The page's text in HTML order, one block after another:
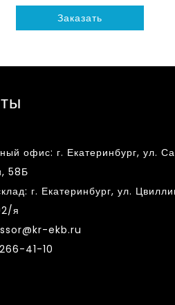
Заказать
офис: г. Екатеринбург, ул.
58Б
г. Екатеринбург, ул.
я
ekb.ru
41-10